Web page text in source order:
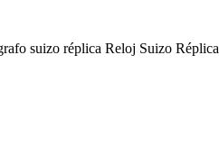
suizo réplica Reloj Suizo Réplica